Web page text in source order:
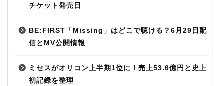
チケット発売日
BE:FIRST「Missing」はどこで聴ける？6月29日配
信とMV公開情報
ミセスがオリコン上半期1位に！売上53.6億円と史上
初記録を整理